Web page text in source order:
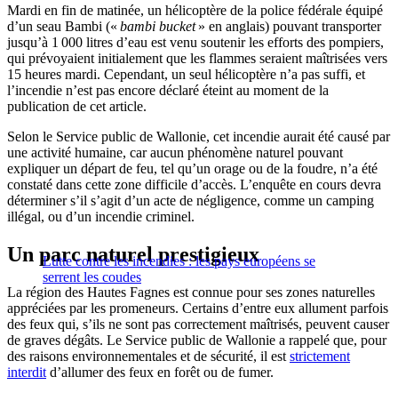
Mardi en fin de matinée, un hélicoptère de la police fédérale équipé
d’un seau Bambi (« bambi bucket» en anglais) pouvant transporter
jusqu’à 1 000 litres d’eau est venu soutenir les efforts des pompiers,
qui prévoyaient initialement que les flammes seraient maîtrisées vers
15 heures mardi. Cependant, un seul hélicoptère n’a pas suffi, et
l’incendie n’est pas encore déclaré éteint au moment de la
publication de cet article.
Selon le Service public de Wallonie, cet incendie aurait été causé par
une activité humaine, car aucun phénomène naturel pouvant
expliquer un départ de feu, tel qu’un orage ou de la foudre, n’a été
constaté dans cette zone difficile d’accès. L’enquête en cours devra
déterminer s’il s’agit d’un acte de négligence, comme un camping
illégal, ou d’un incendie criminel.
Lutte contre les incendies : les pays européens se
serrent les coudes
Un parc naturel prestigieux
La région des Hautes Fagnes est connue pour ses zones naturelles
appréciées par les promeneurs. Certains d’entre eux allument parfois
des feux qui, s’ils ne sont pas correctement maîtrisés, peuvent causer
de graves dégâts. Le Service public de Wallonie a rappelé que, pour
des raisons environnementales et de sécurité, il est strictement
interdit d’allumer des feux en forêt ou de fumer.